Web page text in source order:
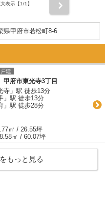
表示【1/1】
県甲府市若松町8-6
建
甲府市東光寺3丁目
寺」駅 徒歩13分
」駅 徒歩13分
」駅 徒歩28分
㎡ / 26.55坪
㎡ / 60.07坪
もっと見る